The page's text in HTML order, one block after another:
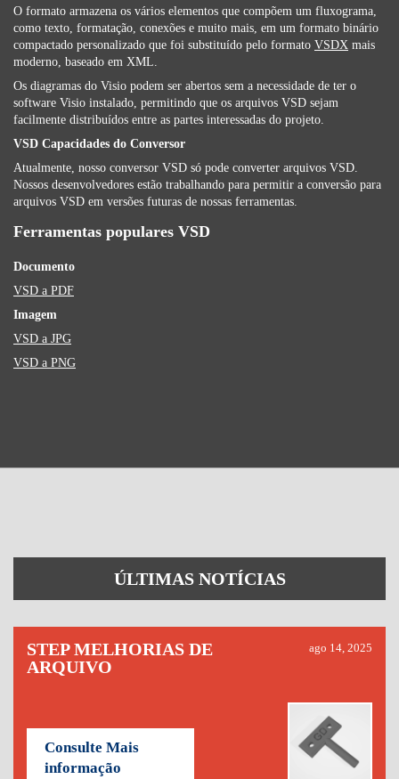
O formato armazena os vários elementos que compõem um fluxograma,
como texto, formatação, conexões e muito mais, em um formato binário
compactado personalizado que foi substituído pelo formato VSDX mais
moderno, baseado em XML.
Os diagramas do Visio podem ser abertos sem a necessidade de ter o
software Visio instalado, permitindo que os arquivos VSD sejam
facilmente distribuídos entre as partes interessadas do projeto.
VSD Capacidades do Conversor
Atualmente, nosso conversor VSD só pode converter arquivos VSD.
Nossos desenvolvedores estão trabalhando para permitir a conversão para
arquivos VSD em versões futuras de nossas ferramentas.
Ferramentas populares VSD
Documento
VSD a PDF
Imagem
VSD a JPG
VSD a PNG
ÚLTIMAS NOTÍCIAS
STEP MELHORIAS DE
ARQUIVO
ago 14, 2025
Consulte Mais
informação